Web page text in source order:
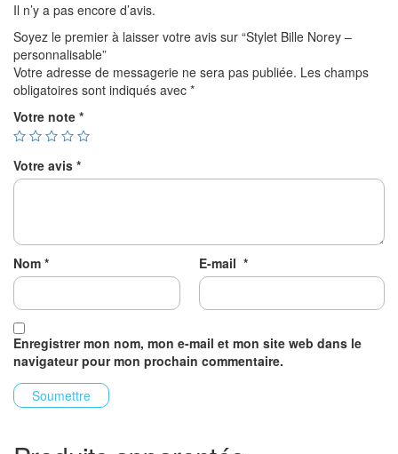
Il n’y a pas encore d’avis.
Soyez le premier à laisser votre avis sur “Stylet Bille Norey –
personnalisable”
Votre adresse de messagerie ne sera pas publiée. Les champs
obligatoires sont indiqués avec *
Votre note *
Votre avis *
Nom * E-mail *
Enregistrer mon nom, mon e-mail et mon site web dans le
navigateur pour mon prochain commentaire.